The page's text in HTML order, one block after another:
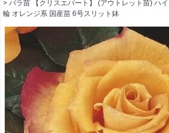
バラ苗 【クリスエバート】 (アウトレット苗) ハ
輪 オレンジ系 国産苗 6号スリット鉢